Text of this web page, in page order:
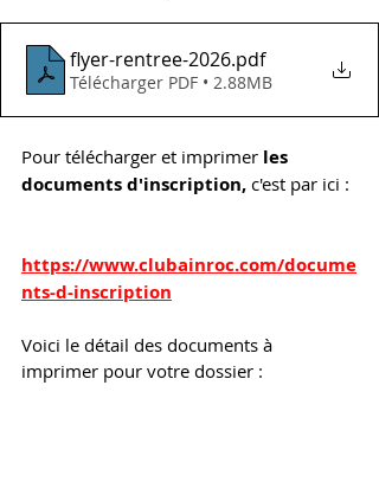
flyer-rentree-2026.pdf
Télécharger PDF • 2.88MB
Pour télécharger et imprimer les
documents d'inscription, c'est par ici :
https://www.clubainroc.com/docume
nts-d-inscription
Voici le détail des documents à
imprimer pour votre dossier :